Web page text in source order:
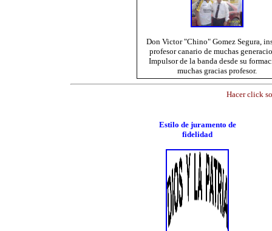
Don Victor "Chino" Gomez Segura,
profesor canario de muchas
Impulsor de la banda desde su
muchas gracias profesor.
Hacer click
Estilo de juramento de
fidelidad